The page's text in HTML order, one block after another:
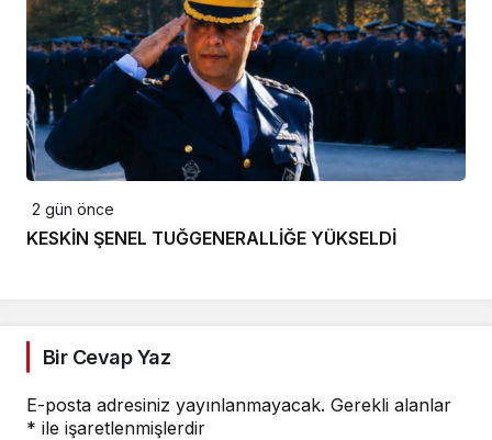
2 gün önce
KESKİN ŞENEL TUĞGENERALLİĞE YÜKSELDİ
Bir Cevap Yaz
E-posta adresiniz yayınlanmayacak. Gerekli alanlar
* ile işaretlenmişlerdir